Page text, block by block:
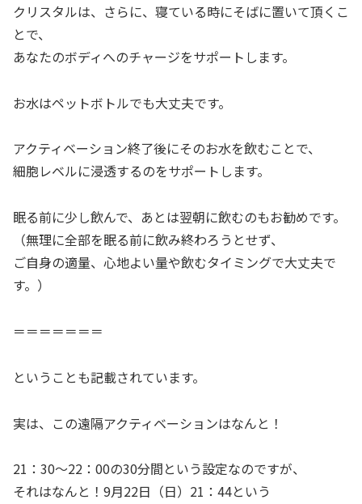
クリスタルは、さらに、寝ている時にそばに置いて頂くこ
とで、
あなたのボディへのチャージをサポートします。
お水はペットボトルでも大丈夫です。
アクティベーション終了後にそのお水を飲むことで、
細胞レベルに浸透するのをサポートします。
眠る前に少し飲んで、あとは翌朝に飲むのもお勧めです。
（無理に全部を眠る前に飲み終わろうとせず、
ご自身の適量、心地よい量や飲むタイミングで大丈夫で
す。）
＝＝＝＝＝＝＝
ということも記載されています。
実は、この遠隔アクティベーションはなんと！
21：30～22：00の30分間という設定なのですが、
それはなんと！9月22日（日）21：44という